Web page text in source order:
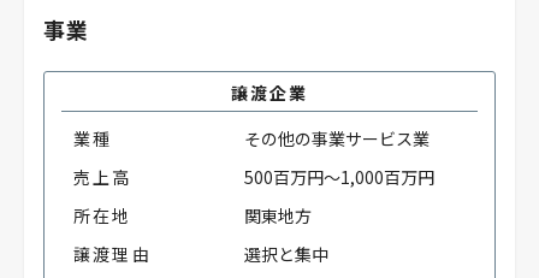
事業
譲渡企業
業種
その他の事業サービス業
売上高
500百万円～1,000百万円
所在地
関東地方
譲渡理由
選択と集中